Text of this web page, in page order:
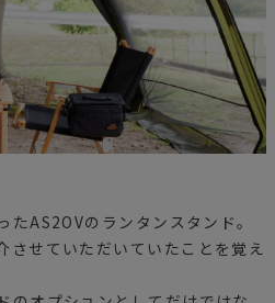
AS2OVのランタンスタンド。
させていただいていたことを覚え